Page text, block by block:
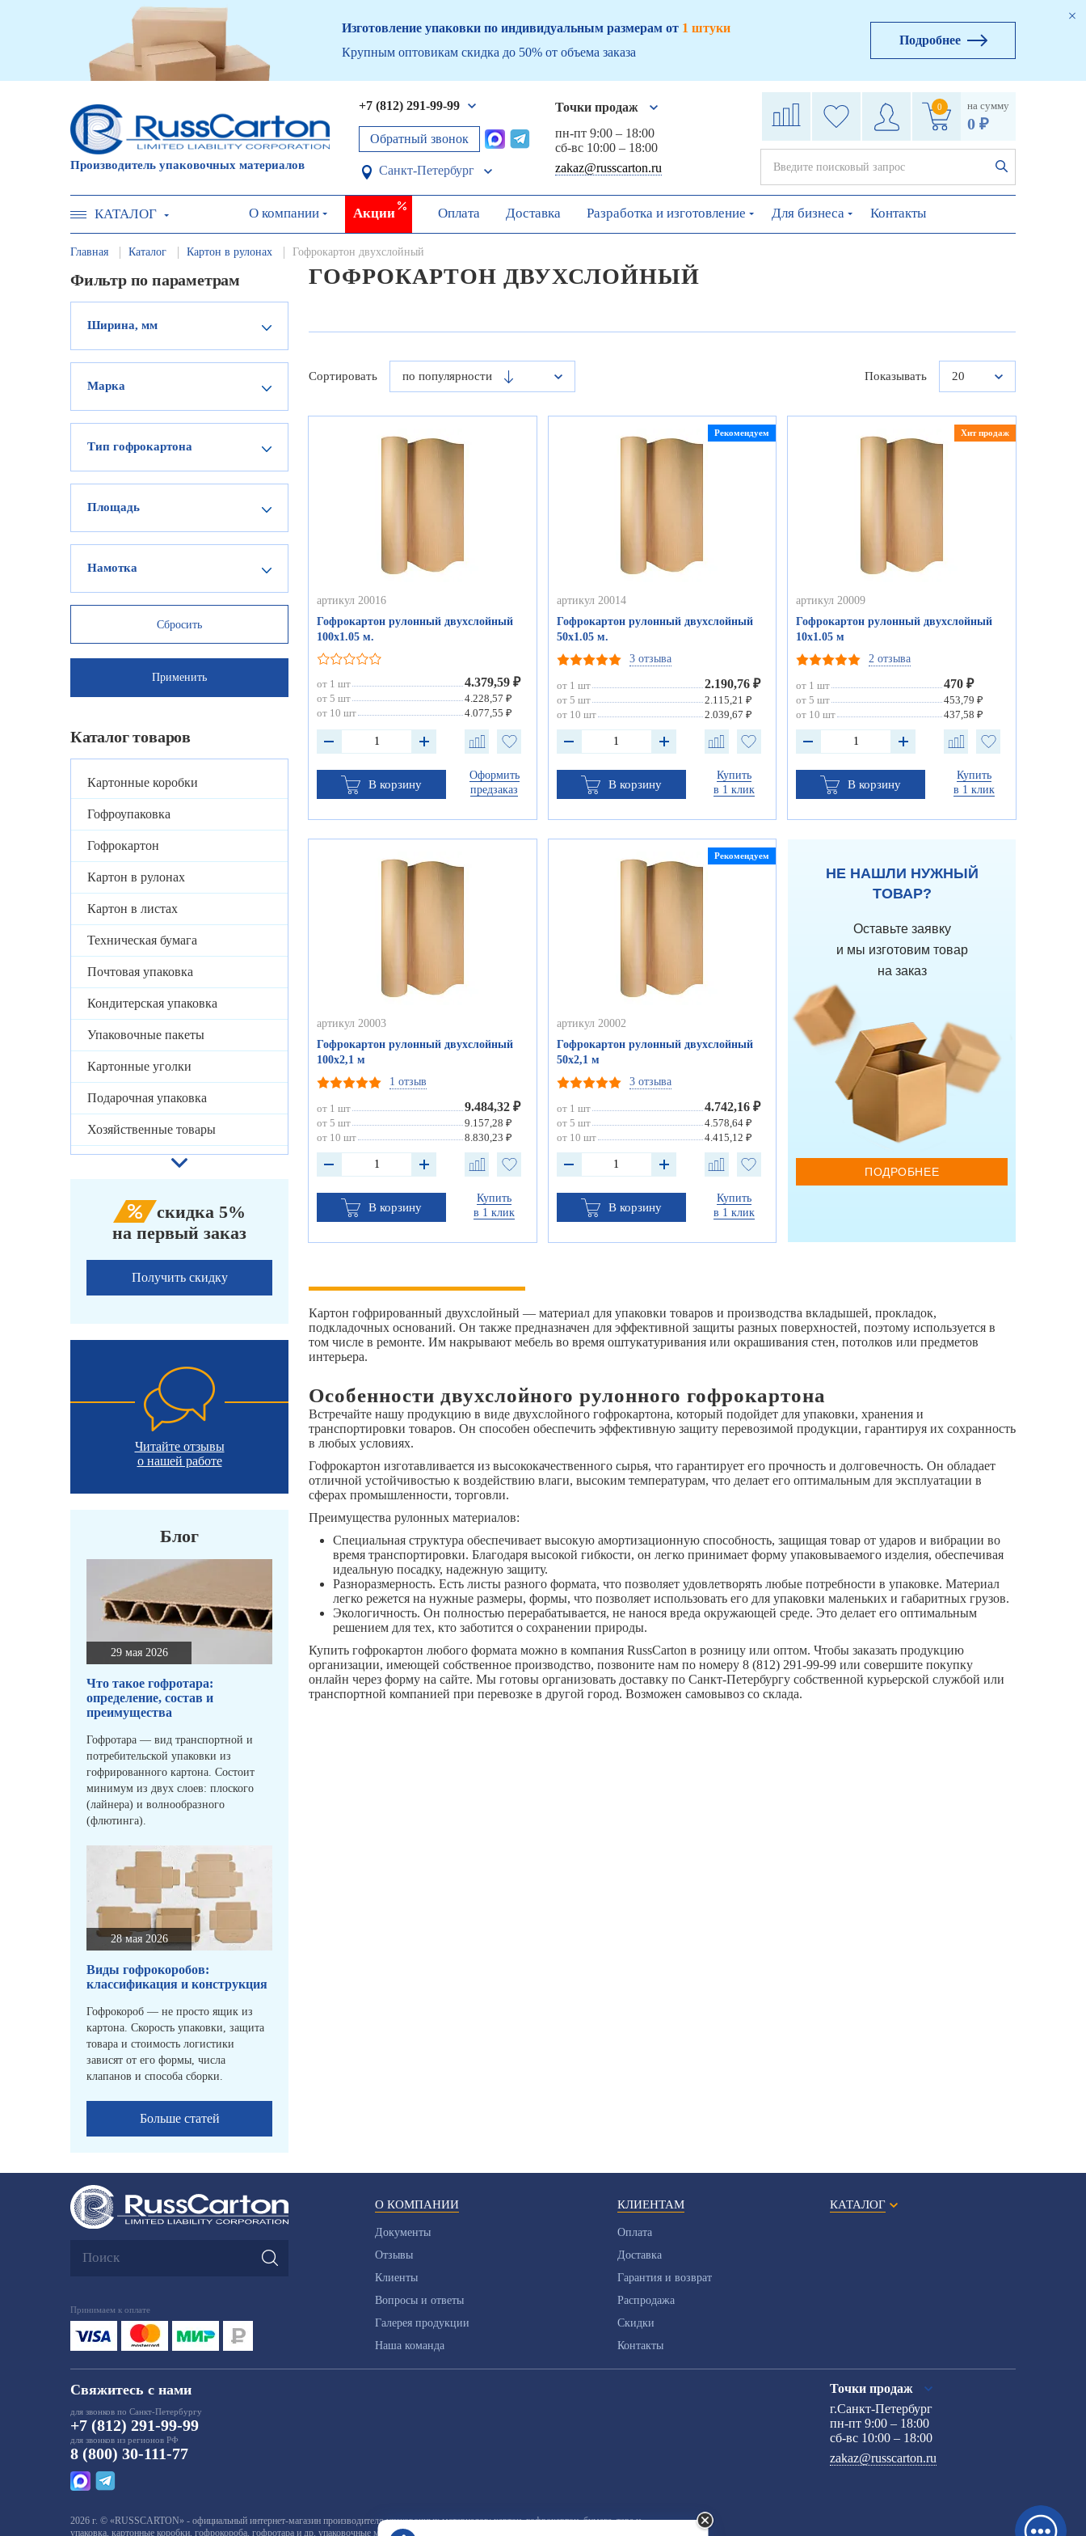
Изготовление упаковки по индивидуальным размерам от 1 штуки
Крупным оптовикам скидка до 50% от объема заказа
Подробнее
Производитель упаковочных материалов
+7 (812) 291-99-99
Обратный звонок
Санкт-Петербург
Точки продаж
пн-пт 9:00 – 18:00
сб-вс 10:00 – 18:00
zakaz@russcarton.ru
0 на сумму
0 ₽
КАТАЛОГ О компании Акции Оплата Доставка Разработка и изготовление Для бизнеса Контакты
Главная Каталог Картон в рулонах Гофрокартон двухслойный
Фильтр по параметрам
Ширина, мм
Марка
Тип гофрокартона
Площадь
Намотка
Каталог товаров
Картонные коробки
Гофроупаковка
Гофрокартон
Картон в рулонах
Картон в листах
Техническая бумага
Почтовая упаковка
Кондитерская упаковка
Упаковочные пакеты
Картонные уголки
Подарочная упаковка
Хозяйственные товары
скидка 5%
на первый заказ
Получить скидку
Читайте отзывы
о нашей работе
Блог
29 мая 2026
Что такое гофротара:
определение, состав и
преимущества
Гофротара — вид транспортной и
потребительской упаковки из
гофрированного картона. Состоит
минимум из двух слоев: плоского
(лайнера) и волнообразного
(флютинга).
28 мая 2026
Виды гофрокоробов:
классификация и конструкция
Гофрокороб — не просто ящик из
картона. Скорость упаковки, защита
товара и стоимость логистики
зависят от его формы, числа
клапанов и способа сборки.
Больше статей
ГОФРОКАРТОН ДВУХСЛОЙНЫЙ
Сортировать по популярности Показывать 20
артикул 20016
Гофрокартон рулонный двухслойный
100х1.05 м.
от 1 шт 4.379,59 ₽
от 5 шт
4.228,57 ₽
от 10 шт
4.077,55 ₽
В корзину
Оформить
предзаказ
Рекомендуем
артикул 20014
Гофрокартон рулонный двухслойный
50х1.05 м.
3 отзыва
от 1 шт 2.190,76 ₽
от 5 шт
2.115,21 ₽
от 10 шт
2.039,67 ₽
В корзину
Купить
в 1 клик
Хит продаж
артикул 20009
Гофрокартон рулонный двухслойный
10х1.05 м
2 отзыва
от 1 шт 470 ₽
от 5 шт
453,79 ₽
от 10 шт
437,58 ₽
В корзину
Купить
в 1 клик
артикул 20003
Гофрокартон рулонный двухслойный
100х2,1 м
1 отзыв
от 1 шт 9.484,32 ₽
от 5 шт
9.157,28 ₽
от 10 шт
8.830,23 ₽
В корзину
Купить
в 1 клик
Рекомендуем
артикул 20002
Гофрокартон рулонный двухслойный
50х2,1 м
3 отзыва
от 1 шт 4.742,16 ₽
от 5 шт
4.578,64 ₽
от 10 шт
4.415,12 ₽
В корзину
Купить
в 1 клик
НЕ НАШЛИ НУЖНЫЙ
ТОВАР?
Оставьте заявку
и мы изготовим товар
на заказ
ПОДРОБНЕЕ
Картон гофрированный двухслойный — материал для упаковки товаров и производства вкладышей, прокладок,
подкладочных оснований. Он также предназначен для эффективной защиты разных поверхностей, поэтому используется в
том числе в ремонте. Им накрывают мебель во время оштукатуривания или окрашивания стен, потолков или предметов
интерьера.
Особенности двухслойного рулонного гофрокартона
Встречайте нашу продукцию в виде двухслойного гофрокартона, который подойдет для упаковки, хранения и
транспортировки товаров. Он способен обеспечить эффективную защиту перевозимой продукции, гарантируя их сохранность
в любых условиях.
Гофрокартон изготавливается из высококачественного сырья, что гарантирует его прочность и долговечность. Он обладает
отличной устойчивостью к воздействию влаги, высоким температурам, что делает его оптимальным для эксплуатации в
сферах промышленности, торговли.
Преимущества рулонных материалов:
Специальная структура обеспечивает высокую амортизационную способность, защищая товар от ударов и вибрации во
время транспортировки. Благодаря высокой гибкости, он легко принимает форму упаковываемого изделия, обеспечивая
идеальную посадку, надежную защиту.
Разноразмерность. Есть листы разного формата, что позволяет удовлетворять любые потребности в упаковке. Материал
легко режется на нужные размеры, формы, что позволяет использовать его для упаковки маленьких и габаритных грузов.
Экологичность. Он полностью перерабатывается, не нанося вреда окружающей среде. Это делает его оптимальным
решением для тех, кто заботится о сохранении природы.
Купить гофрокартон любого формата можно в компания RussCarton в розницу или оптом. Чтобы заказать продукцию
организации, имеющей собственное производство, позвоните нам по номеру 8 (812) 291-99-99 или совершите покупку
онлайн через форму на сайте. Мы готовы организовать доставку по Санкт-Петербургу собственной курьерской службой или
транспортной компанией при перевозке в другой город. Возможен самовывоз со склада.
Принимаем к оплате
О КОМПАНИИ
Документы
Отзывы
Клиенты
Вопросы и ответы
Галерея продукции
Наша команда
КЛИЕНТАМ
Оплата
Доставка
Гарантия и возврат
Распродажа
Скидки
Контакты
КАТАЛОГ
Свяжитесь с нами
для звонков по Санкт-Петербургу
+7 (812) 291-99-99
для звонков из регионов РФ
8 (800) 30-111-77
Точки продаж
г.Санкт-Петербург
пн-пт 9:00 – 18:00
сб-вс 10:00 – 18:00
zakaz@russcarton.ru
2026 г. © «RUSSCARTON» - официальный интернет-магазин производителя упаковочных материалов: картон, гофрокартон, бумага, тара и
упаковка, картонные коробки, гофрокороба, гофротара и др. упаковочные материалы